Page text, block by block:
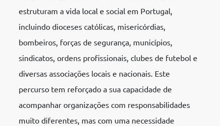
estruturam a vida local e social em Portugal,
incluindo dioceses católicas, misericórdias,
bombeiros, forças de segurança, municípios,
sindicatos, ordens profissionais, clubes de futebol e
diversas associações locais e nacionais. Este
percurso tem reforçado a sua capacidade de
acompanhar organizações com responsabilidades
muito diferentes, mas com uma necessidade